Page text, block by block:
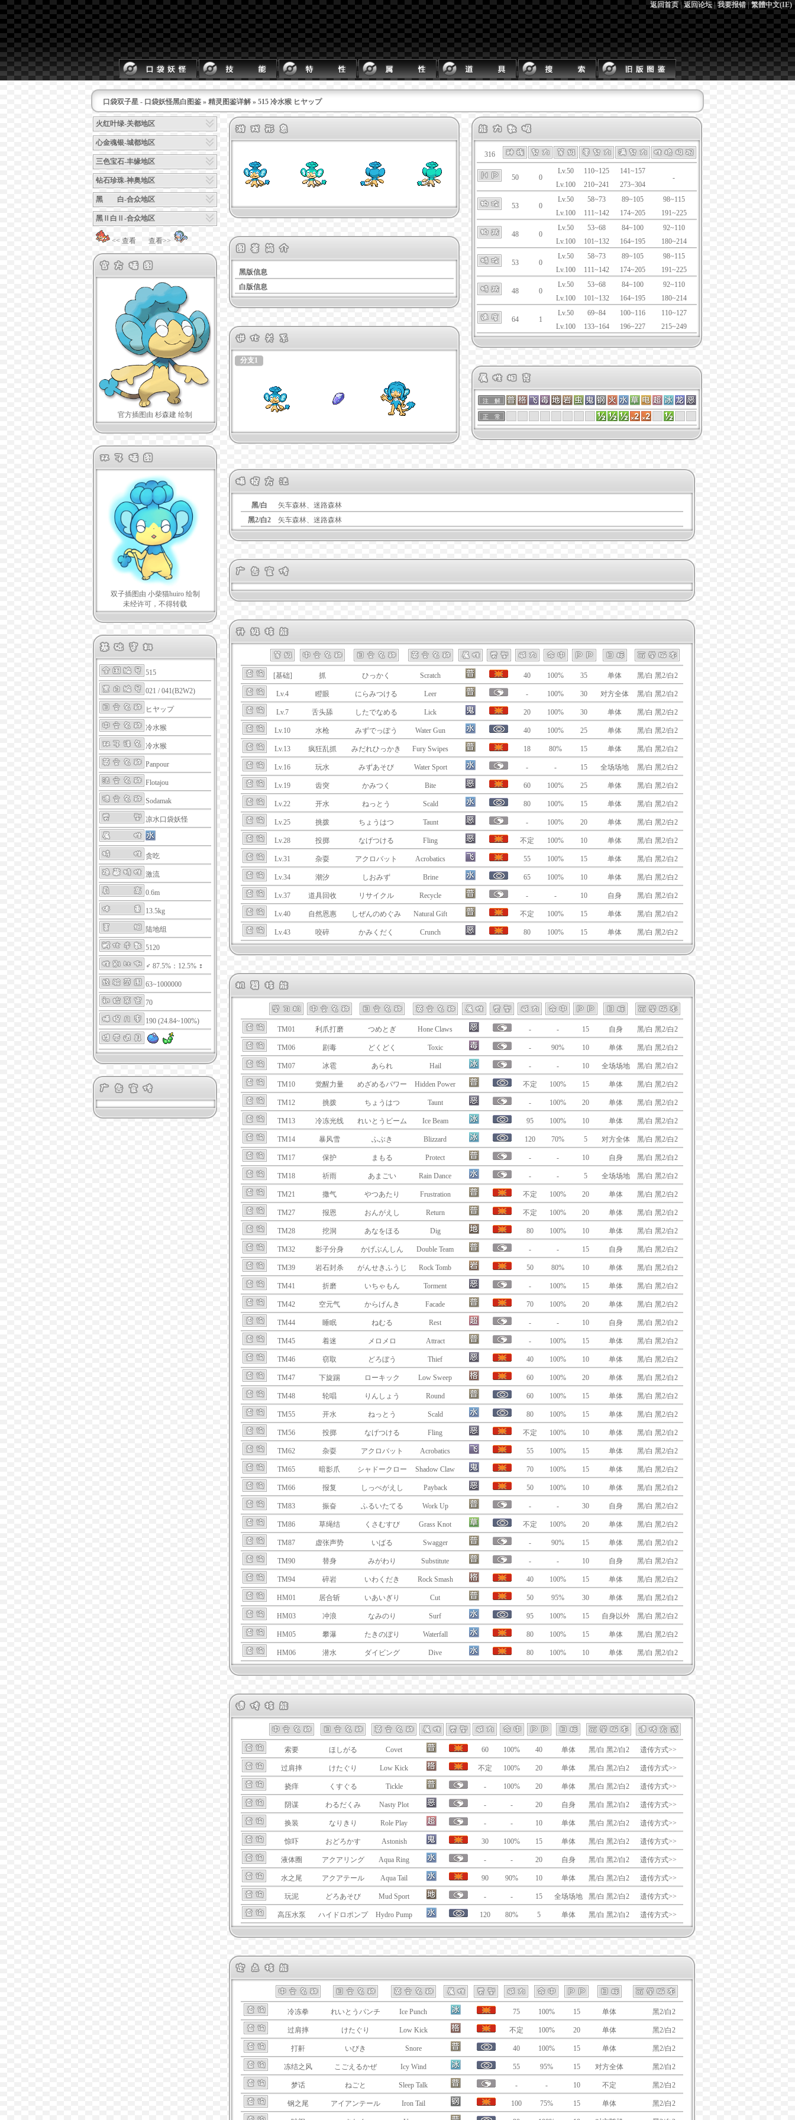
返回首页|返回论坛|我要报错|繁體中文(IE)
口袋双子星 - 口袋妖怪黑白图鉴 » 精灵图鉴详解 » 515 冷水猴 ヒヤップ
火红叶绿-关都地区
心金魂银-城都地区
三色宝石-丰缘地区
钻石珍珠-神奥地区
黑 白-合众地区
黑Ⅱ白Ⅱ-合众地区
<< 查看 查看>>
官方插图由 杉森建 绘制
双子插图由 小柴猫huiro 绘制
未经许可，不得转载
515
021 / 041(B2W2)
ヒヤップ
冷水猴
冷水猴
Panpour
Flotajou
Sodamak
凉水口袋妖怪
贪吃
激流
0.6m
13.5kg
陆地组
5120
♂ 87.5%：12.5% ♀
63~1000000
70
190 (24.84~100%)
黑版信息
白版信息
分支1
316
50 0
Lv.50
Lv.100
110~125
210~241
141~157
273~304
-
53 0
Lv.50
Lv.100
58~73
111~142
89~105
174~205
98~115
191~225
48 0
Lv.50
Lv.100
53~68
101~132
84~100
164~195
92~110
180~214
53 0
Lv.50
Lv.100
58~73
111~142
89~105
174~205
98~115
191~225
48 0
Lv.50
Lv.100
53~68
101~132
84~100
164~195
92~110
180~214
64 1
Lv.50
Lv.100
69~84
133~164
100~116
196~227
110~127
215~249
注 解
正 常
黑/白
矢车森林、迷路森林
黑2/白2
矢车森林、迷路森林
[基础] 抓 ひっかく Scratch 40 100% 35 单体 黑/白 黑2/白2
Lv.4 瞪眼 にらみつける Leer - 100% 30 对方全体 黑/白 黑2/白2
Lv.7 舌头舔 したでなめる Lick 20 100% 30 单体 黑/白 黑2/白2
Lv.10 水枪 みずでっぽう Water Gun 40 100% 25 单体 黑/白 黑2/白2
Lv.13 疯狂乱抓 みだれひっかき Fury Swipes 18 80% 15 单体 黑/白 黑2/白2
Lv.16 玩水 みずあそび Water Sport - - 15 全场场地 黑/白 黑2/白2
Lv.19 齿突 かみつく Bite 60 100% 25 单体 黑/白 黑2/白2
Lv.22 开水 ねっとう Scald 80 100% 15 单体 黑/白 黑2/白2
Lv.25 挑拨 ちょうはつ Taunt - 100% 20 单体 黑/白 黑2/白2
Lv.28 投掷 なげつける Fling 不定 100% 10 单体 黑/白 黑2/白2
Lv.31 杂耍 アクロバット Acrobatics 55 100% 15 单体 黑/白 黑2/白2
Lv.34 潮汐 しおみず Brine 65 100% 10 单体 黑/白 黑2/白2
Lv.37 道具回收 リサイクル Recycle - - 10 自身 黑/白 黑2/白2
Lv.40 自然恩惠 しぜんのめぐみ Natural Gift 不定 100% 15 单体 黑/白 黑2/白2
Lv.43 咬碎 かみくだく Crunch 80 100% 15 单体 黑/白 黑2/白2
TM01 利爪打磨 つめとぎ Hone Claws - - 15 自身 黑/白 黑2/白2
TM06 剧毒 どくどく Toxic - 90% 10 单体 黑/白 黑2/白2
TM07 冰雹 あられ Hail - - 10 全场场地 黑/白 黑2/白2
TM10 觉醒力量 めざめるパワー Hidden Power 不定 100% 15 单体 黑/白 黑2/白2
TM12 挑拨 ちょうはつ Taunt - 100% 20 单体 黑/白 黑2/白2
TM13 冷冻光线 れいとうビーム Ice Beam 95 100% 10 单体 黑/白 黑2/白2
TM14 暴风雪 ふぶき Blizzard 120 70% 5 对方全体 黑/白 黑2/白2
TM17 保护 まもる Protect - - 10 自身 黑/白 黑2/白2
TM18 祈雨 あまごい Rain Dance - - 5 全场场地 黑/白 黑2/白2
TM21 撒气 やつあたり Frustration 不定 100% 20 单体 黑/白 黑2/白2
TM27 报恩 おんがえし Return 不定 100% 20 单体 黑/白 黑2/白2
TM28 挖洞 あなをほる Dig 80 100% 10 单体 黑/白 黑2/白2
TM32 影子分身 かげぶんしん Double Team - - 15 自身 黑/白 黑2/白2
TM39 岩石封杀 がんせきふうじ Rock Tomb 50 80% 10 单体 黑/白 黑2/白2
TM41 折磨 いちゃもん Torment - 100% 15 单体 黑/白 黑2/白2
TM42 空元气 からげんき Facade 70 100% 20 单体 黑/白 黑2/白2
TM44 睡眠 ねむる Rest - - 10 自身 黑/白 黑2/白2
TM45 着迷 メロメロ Attract - 100% 15 单体 黑/白 黑2/白2
TM46 窃取 どろぼう Thief 40 100% 10 单体 黑/白 黑2/白2
TM47 下旋踢 ローキック Low Sweep 60 100% 20 单体 黑/白 黑2/白2
TM48 轮唱 りんしょう Round 60 100% 15 单体 黑/白 黑2/白2
TM55 开水 ねっとう Scald 80 100% 15 单体 黑/白 黑2/白2
TM56 投掷 なげつける Fling 不定 100% 10 单体 黑/白 黑2/白2
TM62 杂耍 アクロバット Acrobatics 55 100% 15 单体 黑/白 黑2/白2
TM65 暗影爪 シャドークロー Shadow Claw 70 100% 15 单体 黑/白 黑2/白2
TM66 报复 しっぺがえし Payback 50 100% 10 单体 黑/白 黑2/白2
TM83 振奋 ふるいたてる Work Up - - 30 自身 黑/白 黑2/白2
TM86 草绳结 くさむすび Grass Knot 不定 100% 20 单体 黑/白 黑2/白2
TM87 虚张声势 いばる Swagger - 90% 15 单体 黑/白 黑2/白2
TM90 替身 みがわり Substitute - - 10 自身 黑/白 黑2/白2
TM94 碎岩 いわくだき Rock Smash 40 100% 15 单体 黑/白 黑2/白2
HM01 居合斩 いあいぎり Cut 50 95% 30 单体 黑/白 黑2/白2
HM03 冲浪 なみのり Surf 95 100% 15 自身以外 黑/白 黑2/白2
HM05 攀瀑 たきのぼり Waterfall 80 100% 15 单体 黑/白 黑2/白2
HM06 潜水 ダイビング Dive 80 100% 10 单体 黑/白 黑2/白2
索要 ほしがる Covet 60 100% 40 单体 黑/白 黑2/白2 遗传方式>>
过肩摔 けたぐり Low Kick 不定 100% 20 单体 黑/白 黑2/白2 遗传方式>>
挠痒 くすぐる Tickle - 100% 20 单体 黑/白 黑2/白2 遗传方式>>
阴谋 わるだくみ Nasty Plot - - 20 自身 黑/白 黑2/白2 遗传方式>>
换装 なりきり Role Play - - 10 单体 黑/白 黑2/白2 遗传方式>>
惊吓 おどろかす Astonish 30 100% 15 单体 黑/白 黑2/白2 遗传方式>>
液体圈 アクアリング Aqua Ring - - 20 自身 黑/白 黑2/白2 遗传方式>>
水之尾 アクアテール Aqua Tail 90 90% 10 单体 黑/白 黑2/白2 遗传方式>>
玩泥 どろあそび Mud Sport - - 15 全场场地 黑/白 黑2/白2 遗传方式>>
高压水泵 ハイドロポンプ Hydro Pump 120 80% 5 单体 黑/白 黑2/白2 遗传方式>>
冷冻拳 れいとうパンチ Ice Punch 75 100% 15 单体 黑2/白2
过肩摔 けたぐり Low Kick 不定 100% 20 单体 黑2/白2
打鼾 いびき Snore 40 100% 15 单体 黑2/白2
冻结之风 こごえるかぜ Icy Wind 55 95% 15 对方全体 黑2/白2
梦话 ねごと Sleep Talk - - 10 不定 黑2/白2
钢之尾 アイアンテール Iron Tail 100 75% 15 单体 黑2/白2